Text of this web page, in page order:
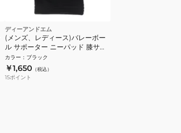
ディーアンドエム
(メンズ、レディース)バレーボー
ル サポーター ニーパッド 膝サポ
ーター 厚さ12mm 薄型パッド 1個
入 857 BLK
カラー ： ブラック
￥1,650 （税込）
15ポイント